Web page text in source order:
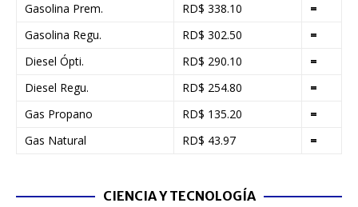
Gasolina Prem.
RD$ 338.10
=
Gasolina Regu.
RD$ 302.50
=
Diesel Ópti.
RD$ 290.10
=
Diesel Regu.
RD$ 254.80
=
Gas Propano
RD$ 135.20
=
Gas Natural
RD$ 43.97 =
CIENCIA Y TECNOLOGÍA